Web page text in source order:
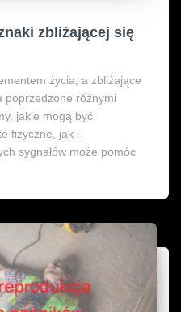
zbliżającej się
życia, a zbliżające
poprzedzone różnymi
jakie mogą być
fizyczne, jak i
sygnałów może pomóc